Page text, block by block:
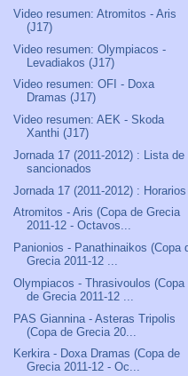
Video resumen: Atromitos - Aris
(J17)
Video resumen: Olympiacos -
Levadiakos (J17)
Video resumen: OFI - Doxa
Dramas (J17)
Video resumen: AEK - Skoda
Xanthi (J17)
Jornada 17 (2011-2012) : Lista de
sancionados
Jornada 17 (2011-2012) : Horarios
Atromitos - Aris (Copa de Grecia
2011-12 - Octavos...
Panionios - Panathinaikos (Copa
Grecia 2011-12 ...
Olympiacos - Thrasivoulos (Copa
de Grecia 2011-12 ...
PAS Giannina - Asteras Tripolis
(Copa de Grecia 20...
Kerkira - Doxa Dramas (Copa de
Grecia 2011-12 - Oc...